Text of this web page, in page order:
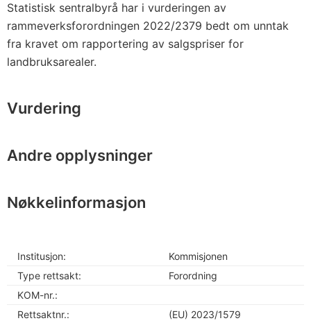
Statistisk sentralbyrå har i vurderingen av
rammeverksforordningen 2022/2379 bedt om unntak
fra kravet om rapportering av salgspriser for
landbruksarealer.
Vurdering
Andre opplysninger
Nøkkelinformasjon
Institusjon:
Kommisjonen
Type rettsakt:
Forordning
KOM-nr.:
Rettsaktnr.:
(EU) 2023/1579